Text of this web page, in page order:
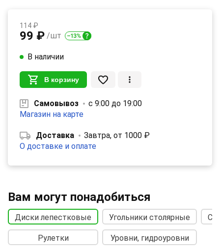
114 ₽
99 ₽ /шт
В наличии
В корзину
Самовывоз
с 9:00 до 19:00
Магазин на карте
Доставка
Завтра, от 1000 ₽
О доставке и оплате
Вам могут понадобиться
Диски лепестковые
Рулетки
Угольники столярные
Уровни, гидроуровни